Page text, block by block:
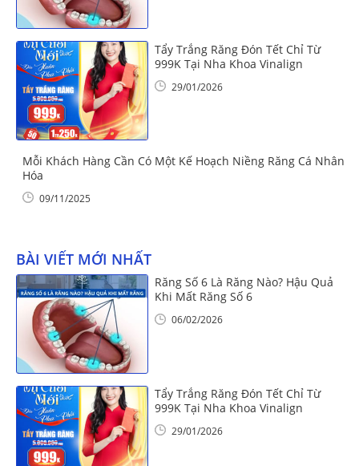
Tẩy Trắng Răng Đón Tết Chỉ Từ
999K Tại Nha Khoa Vinalign
29/01/2026
Mỗi Khách Hàng Cần Có Một Kế Hoạch Niềng Răng Cá Nhân
Hóa
09/11/2025
BÀI VIẾT MỚI NHẤT
Răng Số 6 Là Răng Nào? Hậu Quả
Khi Mất Răng Số 6
06/02/2026
Tẩy Trắng Răng Đón Tết Chỉ Từ
999K Tại Nha Khoa Vinalign
29/01/2026